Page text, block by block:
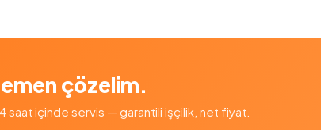
çözelim.
saat içinde servis — garantili işçilik, net fiyat.